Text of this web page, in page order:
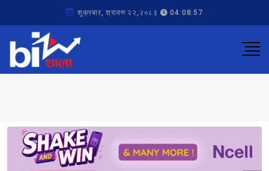
शुक्रबार, श्रावण २२,२०८३ 04:08:57